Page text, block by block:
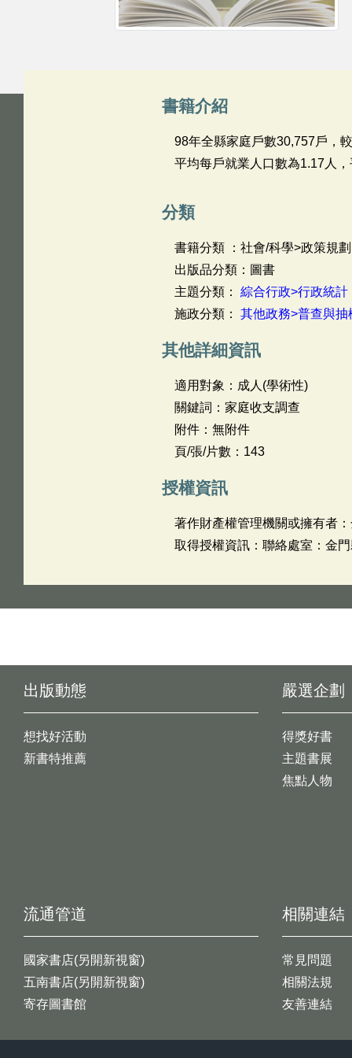
書籍介紹
98年全縣家庭戶數30,757戶，
平均每戶就業人口數為1.17人
分類
書籍分類 ：社會/科學>政策規劃
出版品分類：圖書
主題分類： 綜合行政>行政統計
施政分類： 其他政務>普查與
其他詳細資訊
適用對象：成人(學術性)
關鍵詞：家庭收支調查
附件：無附件
頁/張/片數：143
授權資訊
著作財產權管理機關或擁有者
取得授權資訊：聯絡處室：金
出版動態
想找好活動
新書特推薦
嚴選企劃
得獎好書
主題書展
焦點人物
流通管道
國家書店(另開新視窗)
五南書店(另開新視窗)
寄存圖書館
相關連結
常見問題
相關法規
友善連結